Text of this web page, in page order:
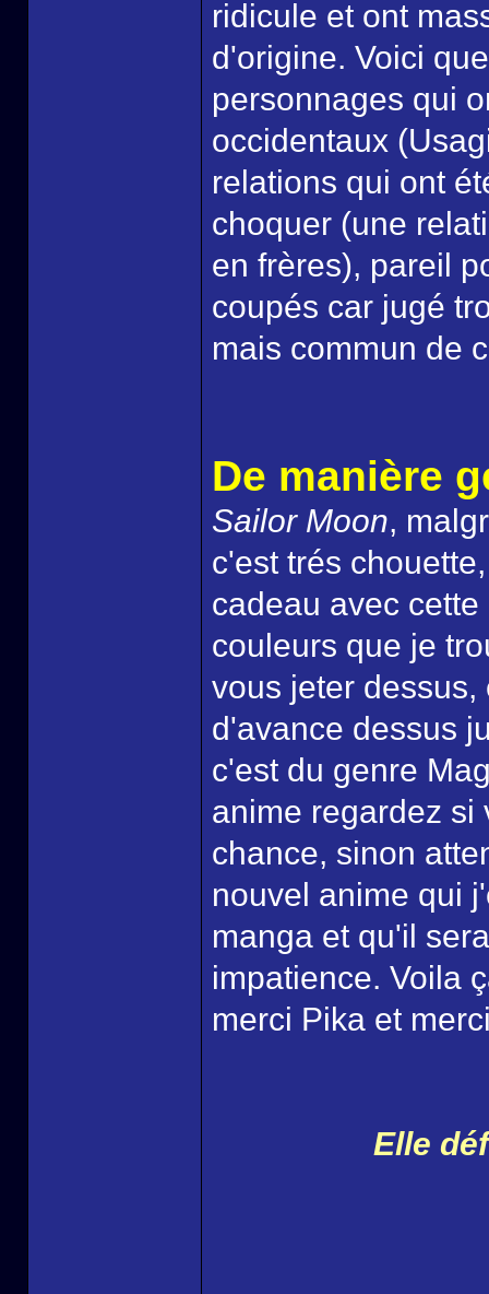
ridicule et ont
d'origine. Voici
personnages qui
occidentaux
relations qui ont
choquer (une
en frères), pareil
coupés car jugé
mais commun de
De manière
Sailor Moon,
c'est trés
cadeau avec
couleurs que je
vous jeter
d'avance dessus
c'est du genre
anime regardez si
chance, sinon
nouvel anime qui
manga et qu'il
impatience. Voila
merci Pika et
Elle